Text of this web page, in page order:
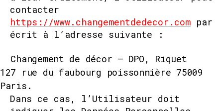
contacter
https://www.changementdedecor.com par
écrit à l’adresse suivante :
Changement de décor – DPO, Riquet
127 rue du faubourg poissonnière 75009
Paris.
Dans ce cas, l’Utilisateur doit